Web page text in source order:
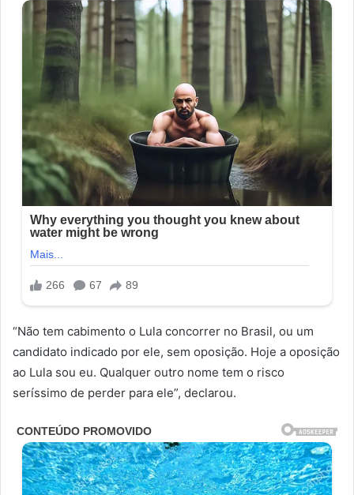
“Não tem cabimento o Lula concorrer no Brasil, ou um
candidato indicado por ele, sem oposição. Hoje a oposição
ao Lula sou eu. Qualquer outro nome tem o risco
seríssimo de perder para ele”, declarou.